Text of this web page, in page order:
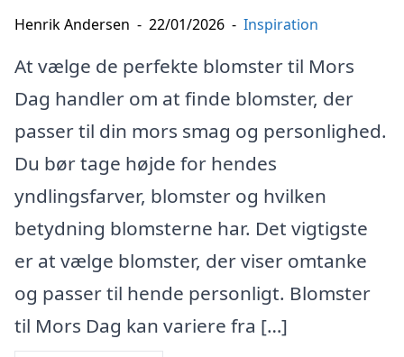
Henrik Andersen - 22/01/2026 - Inspiration
At vælge de perfekte blomster til Mors
Dag handler om at finde blomster, der
passer til din mors smag og personlighed.
Du bør tage højde for hendes
yndlingsfarver, blomster og hvilken
betydning blomsterne har. Det vigtigste
er at vælge blomster, der viser omtanke
og passer til hende personligt. Blomster
til Mors Dag kan variere fra […]